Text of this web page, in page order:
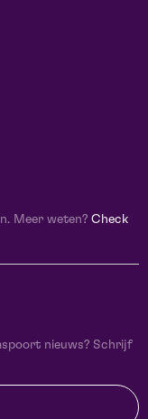
Meer weten? Check
nieuws? Schrijf